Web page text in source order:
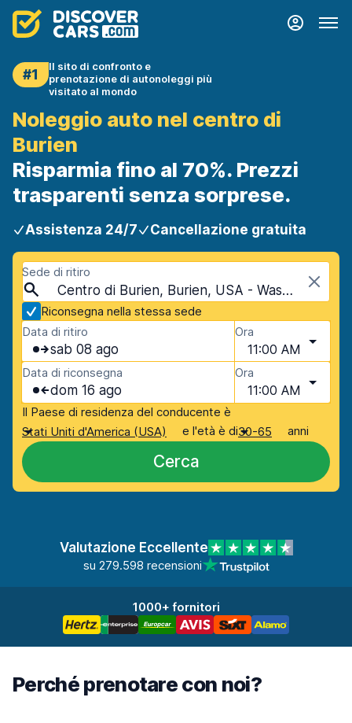
#1
Il sito di confronto e
prenotazione di autonoleggi più
visitato al mondo
Noleggio auto nel centro di
Burien
Risparmia fino al 70%. Prezzi
trasparenti senza sorprese.
Assistenza 24/7 Cancellazione gratuita
Sede di ritiro
Centro di Burien, Burien, USA - Washington
Riconsegna nella stessa sede
Data di ritiro
sab 08 ago
Ora
11:00 AM
Data di riconsegna
dom 16 ago
Ora
11:00 AM
Il Paese di residenza del conducente è
Stati Uniti d'America (USA)
e l'età è di30-65 anni
Cerca
Valutazione Eccellente
su 279.598 recensioni
1000+ fornitori
Perché prenotare con noi?